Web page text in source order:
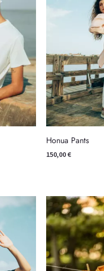
Honua Pants
150,00€